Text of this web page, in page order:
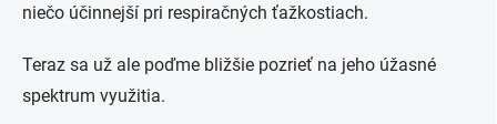
niečo účinnejší pri respiračných ťažkostiach.
Teraz sa už ale poďme bližšie pozrieť na jeho úžasné
spektrum využitia.